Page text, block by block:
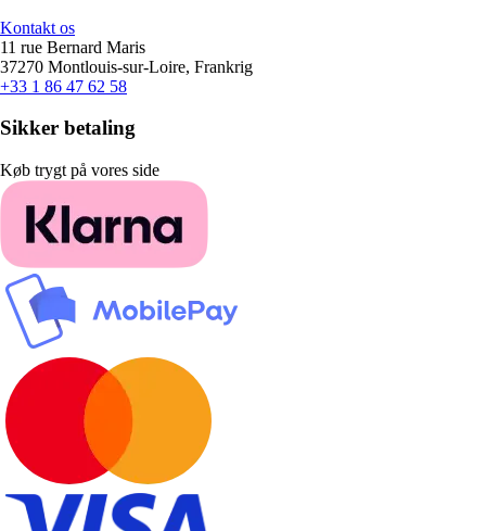
Kontakt os
11 rue Bernard Maris
37270 Montlouis-sur-Loire, Frankrig
+33 1 86 47 62 58
Sikker betaling
Køb trygt på vores side